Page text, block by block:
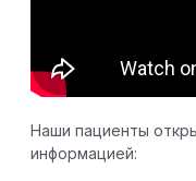
Наши пациенты
информацией: